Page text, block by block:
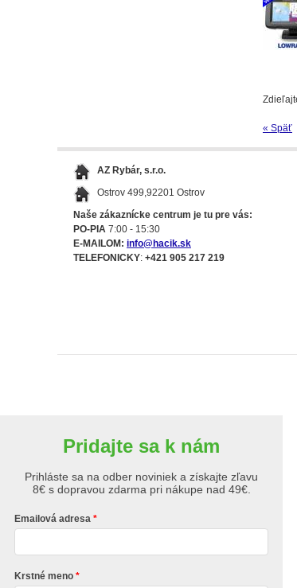
« Späť
AZ Rybár, s.r.o.
Ostrov 499,92201 Ostrov
Naše zákaznícke centrum je tu pre vás:
PO-PIA 7:00 - 15:30
E-MAILOM: info@hacik.sk
TELEFONICKY: +421 905 217 219
Pridajte sa k nám
Prihláste sa na odber noviniek a získajte zľavu
8€ s dopravou zdarma pri nákupe nad 49€.
Emailová adresa
Krstné meno